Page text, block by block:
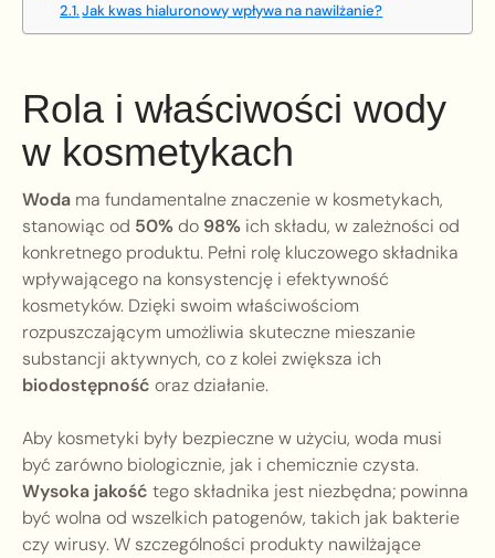
Jak kwas hialuronowy wpływa na nawilżanie?
Rola i właściwości wody
w kosmetykach
Woda ma fundamentalne znaczenie w kosmetykach,
stanowiąc od 50%do 98% ich składu, w zależności od
konkretnego produktu. Pełni rolę kluczowego składnika
wpływającego na konsystencję i efektywność
kosmetyków. Dzięki swoim właściwościom
rozpuszczającym umożliwia skuteczne mieszanie
substancji aktywnych, co z kolei zwiększa ich
biodostępność oraz działanie.
Aby kosmetyki były bezpieczne w użyciu, woda musi
być zarówno biologicznie, jak i chemicznie czysta.
Wysoka jakość tego składnika jest niezbędna; powinna
być wolna od wszelkich patogenów, takich jak bakterie
czy wirusy. W szczególności produkty nawilżające